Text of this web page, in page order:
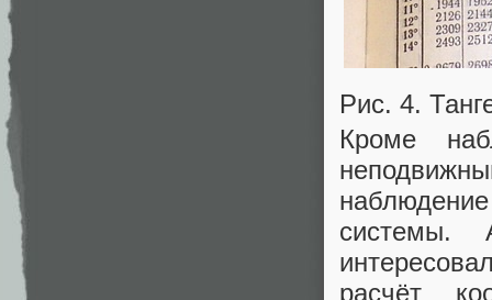
Рис. 4.
Кроме
системы.
расчёт